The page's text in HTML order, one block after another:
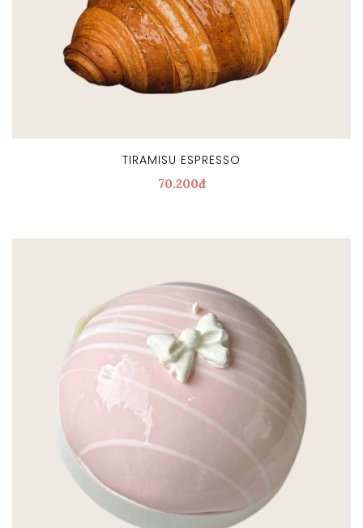
TIRAMISU ESPRESSO
70.200đ